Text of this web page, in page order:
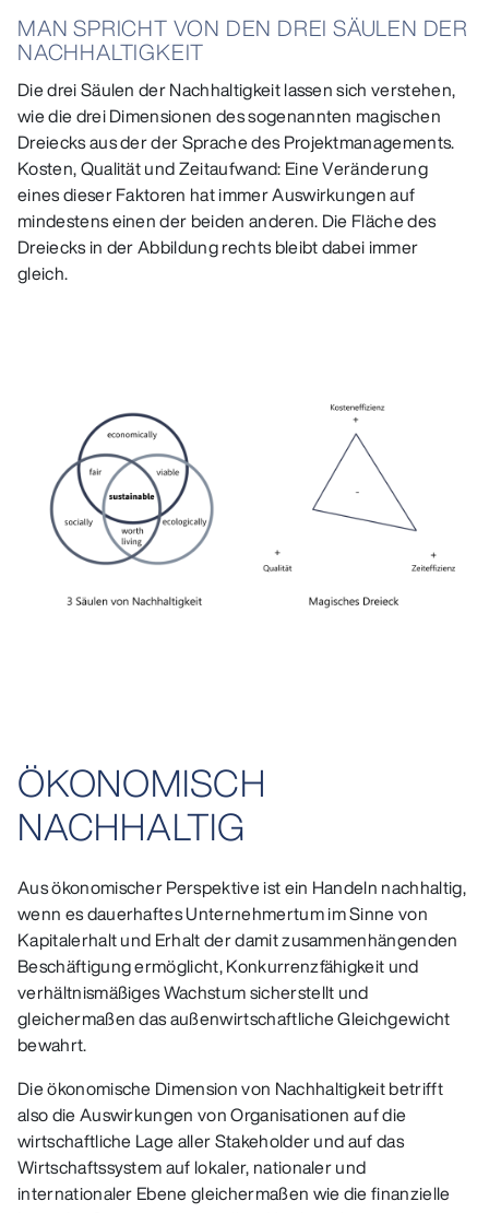
MAN SPRICHT VON DEN DREI SÄULEN DER
NACHHALTIGKEIT
Die drei Säulen der Nachhaltigkeit lassen sich verstehen,
wie die drei Dimensionen des sogenannten magischen
Dreiecks aus der der Sprache des Projektmanagements.
Kosten, Qualität und Zeitaufwand: Eine Veränderung
eines dieser Faktoren hat immer Auswirkungen auf
mindestens einen der beiden anderen. Die Fläche des
Dreiecks in der Abbildung rechts bleibt dabei immer
gleich.
ÖKONOMISCH
NACHHALTIG
Aus ökonomischer Perspektive ist ein Handeln nachhaltig,
wenn es dauerhaftes Unternehmertum im Sinne von
Kapitalerhalt und Erhalt der damit zusammenhängenden
Beschäftigung ermöglicht, Konkurrenzfähigkeit und
verhältnismäßiges Wachstum sicherstellt und
gleichermaßen das außenwirtschaftliche Gleichgewicht
bewahrt.
Die ökonomische Dimension von Nachhaltigkeit betrifft
also die Auswirkungen von Organisationen auf die
wirtschaftliche Lage aller Stakeholder und auf das
Wirtschaftssystem auf lokaler, nationaler und
internationaler Ebene gleichermaßen wie die finanzielle